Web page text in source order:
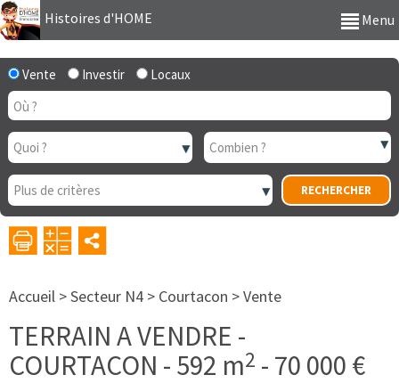
Histoires d'HOME Menu
Vente Investir Locaux
Accueil >Secteur N4 > Courtacon >Vente
TERRAIN A VENDRE -
COURTACON - 592 m2 - 70 000 €